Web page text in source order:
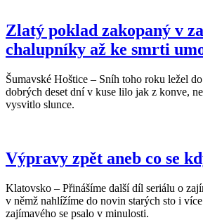
Zlatý poklad zakopaný v
chalupníky až ke smrti
Šumavské Hoštice – Sníh toho roku ležel
dobrých deset dní v kuse lilo jak z konve,
vysvitlo slunce.
Výpravy zpět aneb co se
Klatovsko – Přinášíme další díl seriálu o
v němž nahlížíme do novin starých sto i
zajímavého se psalo v minulosti.